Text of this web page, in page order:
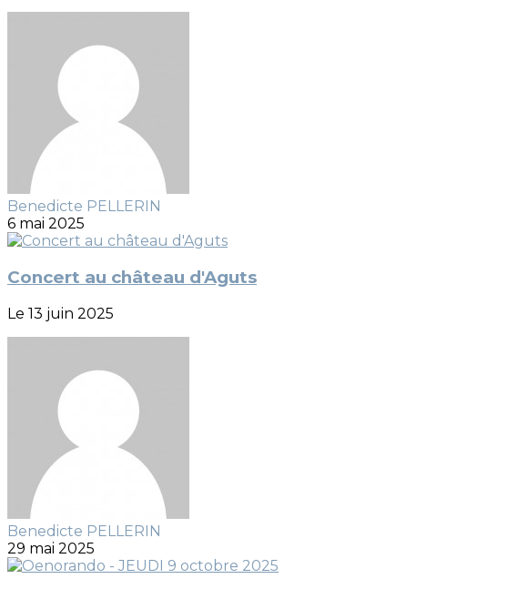
Benedicte PELLERIN
6 mai 2025
Concert au château d'Aguts
Le 13 juin 2025
Benedicte PELLERIN
29 mai 2025